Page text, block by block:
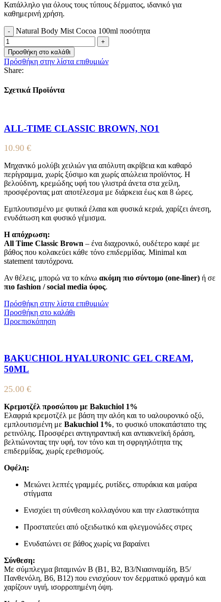
Κατάλληλο για όλους τους τύπους δέρματος, ιδανικό για
καθημερινή χρήση.
Natural Body Mist Cocoa 100ml ποσότητα
Προσθήκη στο καλάθι
Πρόσθήκη στην λίστα επιθυμιών
Share:
Σχετικά Προϊόντα
ALL-TIME CLASSIC BROWN, NO1
10.90 €
Μηχανικό μολύβι χειλιών για απόλυτη ακρίβεια και καθαρό
περίγραμμα, χωρίς ξύσιμο και χωρίς απώλεια προϊόντος. Η
βελούδινη, κρεμώδης υφή του γλιστρά άνετα στα χείλη,
προσφέροντας ματ αποτέλεσμα με διάρκεια έως και 8 ώρες.
Εμπλουτισμένο με φυτικά έλαια και φυσικά κεριά, χαρίζει άνεση,
ενυδάτωση και φυσικό γέμισμα.
Η απόχρωση:
All Time Classic Brown – ένα διαχρονικό, ουδέτερο καφέ με
βάθος που κολακεύει κάθε τόνο επιδερμίδας. Minimal και
statement ταυτόχρονα.
Αν θέλεις, μπορώ να το κάνω ακόμη πιο σύντομο (one-liner) ή σε
πιο fashion / social media ύφος.
Πρόσθήκη στην λίστα επιθυμιών
Προσθήκη στο καλάθι
Προεπισκόπηση
BAKUCHIOL HYALURONIC GEL CREAM,
50ML
25.00 €
Κρεμοτζέλ προσώπου με Bakuchiol 1%
Ελαφριά κρεμοτζέλ με βάση την αλόη και το υαλουρονικό οξύ,
εμπλουτισμένη με Bakuchiol 1%, το φυσικό υποκατάστατο της
ρετινόλης. Προσφέρει αντιγηραντική και αντιακνεϊκή δράση,
βελτιώνοντας την υφή, τον τόνο και τη σφριγηλότητα της
επιδερμίδας, χωρίς ερεθισμούς.
Οφέλη:
Μειώνει λεπτές γραμμές, ρυτίδες, σπυράκια και μαύρα
στίγματα
Ενισχύει τη σύνθεση κολλαγόνου και την ελαστικότητα
Προστατεύει από οξειδωτικό και φλεγμονώδες στρες
Ενυδατώνει σε βάθος χωρίς να βαραίνει
Σύνθεση:
Με σύμπλεγμα βιταμινών Β (Β1, Β2, Β3/Νιασιναμίδη, Β5/
Πανθενόλη, Β6, Β12) που ενισχύουν τον δερματικό φραγμό και
χαρίζουν υγιή, ισορροπημένη όψη.